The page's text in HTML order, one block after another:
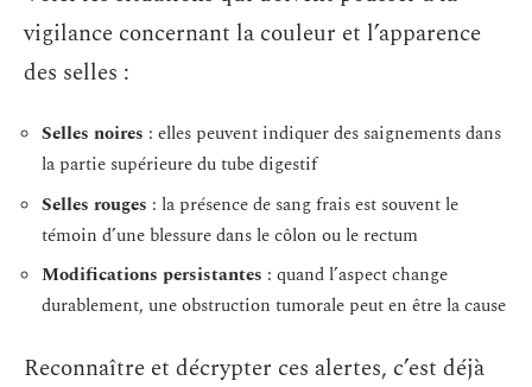
vigilance concernant la couleur et l’apparence
des selles :
Selles noires : elles peuvent indiquer des saignements dans
la partie supérieure du tube digestif
Selles rouges : la présence de sang frais est souvent le
témoin d’une blessure dans le côlon ou le rectum
Modifications persistantes : quand l’aspect change
durablement, une obstruction tumorale peut en être la cause
Reconnaître et décrypter ces alertes, c’est déjà